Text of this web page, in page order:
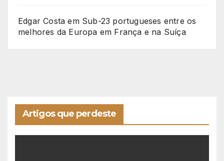
Edgar Costa em Sub-23 portugueses entre os
melhores da Europa em França e na Suíça
Artigos que perdeste